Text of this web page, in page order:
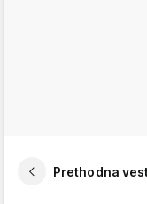
Prethodna